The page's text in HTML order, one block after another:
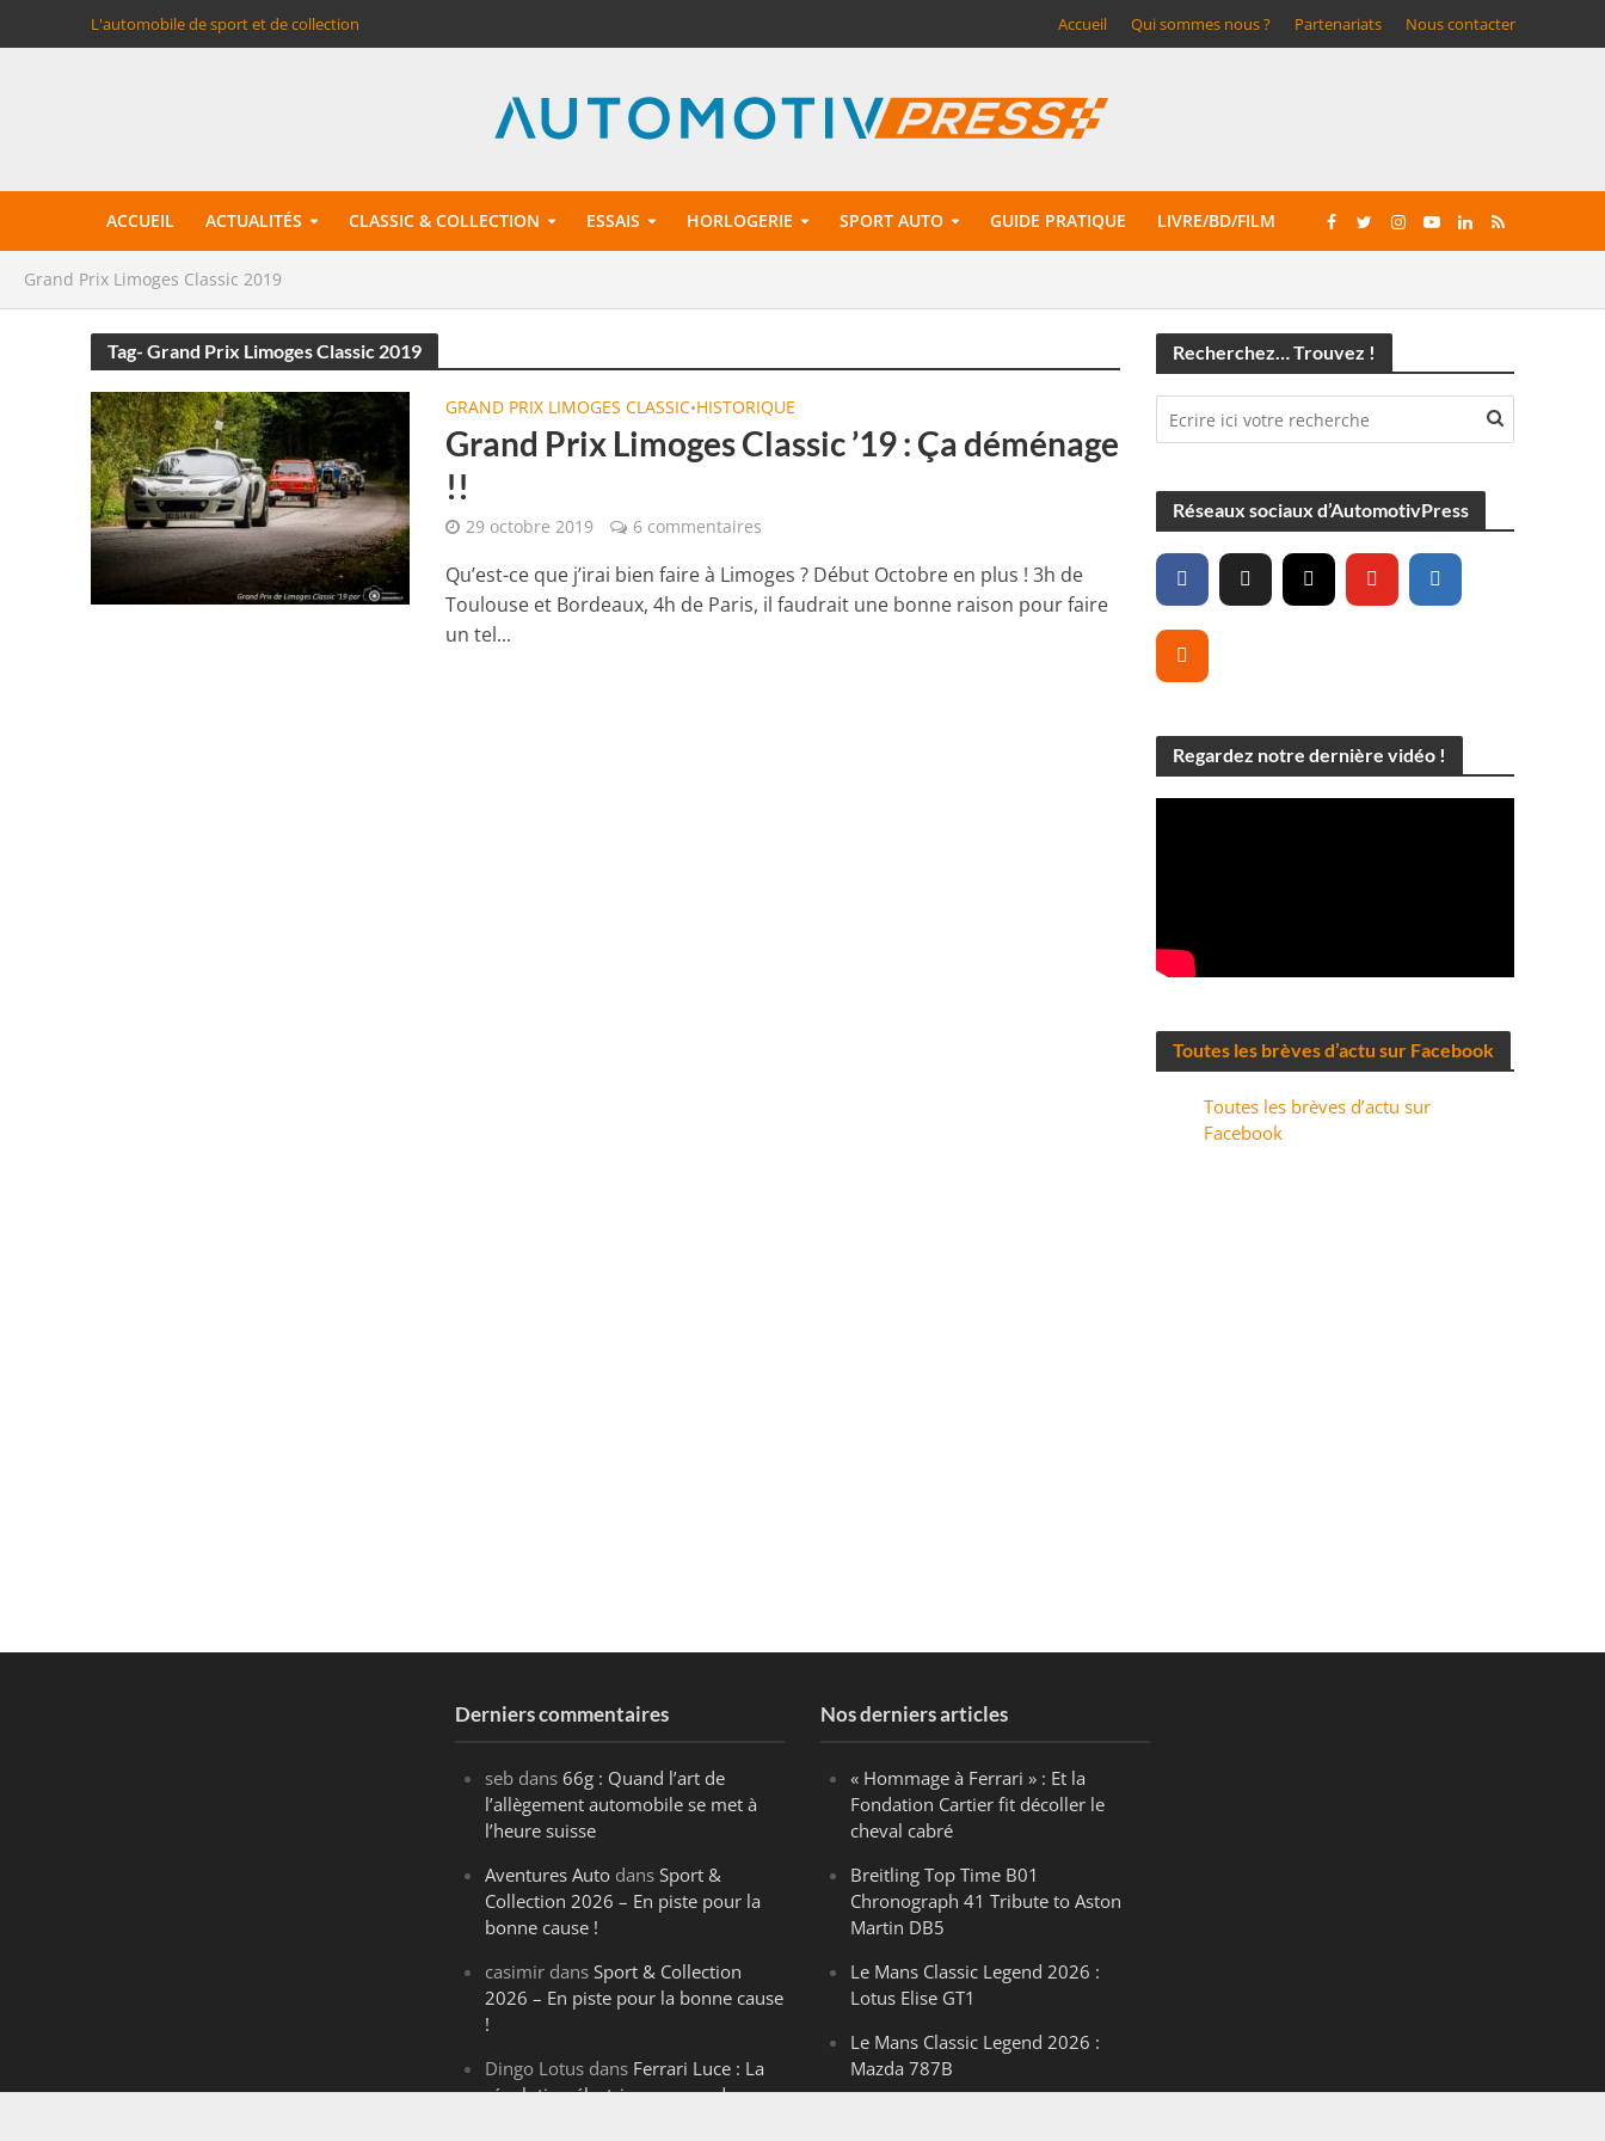
L'automobile de sport et de collection Accueil Qui sommes nous ? Partenariats Nous contacter
ACCUEIL ACTUALITÉS CLASSIC & COLLECTION ESSAIS HORLOGERIE SPORT AUTO GUIDE PRATIQUE LIVRE/BD/FILM
Grand Prix Limoges Classic 2019
Tag- Grand Prix Limoges Classic 2019
GRAND PRIX LIMOGES CLASSIC•HISTORIQUE
Grand Prix Limoges Classic ’19 : Ça déménage
!!
29 octobre 2019 6 commentaires
Qu’est-ce que j’irai bien faire à Limoges ? Début Octobre en plus ! 3h de
Toulouse et Bordeaux, 4h de Paris, il faudrait une bonne raison pour faire
un tel...
Recherchez… Trouvez !
Réseaux sociaux d’AutomotivPress
Regardez notre dernière vidéo !
Toutes les brèves d’actu sur Facebook
Toutes les brèves d’actu sur
Facebook
Derniers commentaires
seb dans66g : Quand l’art de
l’allègement automobile se met à
l’heure suisse
Aventures Auto dansSport &
Collection 2026 – En piste pour la
bonne cause !
casimir dansSport & Collection
2026 – En piste pour la bonne cause
!
Dingo Lotus dans Ferrari Luce : La
révolution électrique venue de
Nos derniers articles
« Hommage à Ferrari » : Et la
Fondation Cartier fit décoller le
cheval cabré
Breitling Top Time B01
Chronograph 41 Tribute to Aston
Martin DB5
Le Mans Classic Legend 2026 :
Lotus Elise GT1
Le Mans Classic Legend 2026 :
Mazda 787B